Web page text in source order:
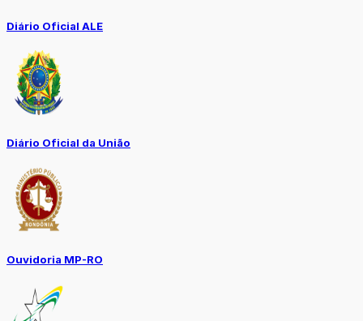
Diário Oficial ALE
Diário Oficial da União
Ouvidoria MP-RO